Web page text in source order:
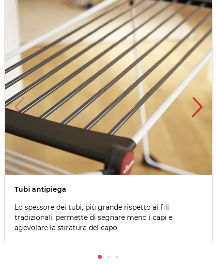
Tubi antipiega
Lo spessore dei tubi, più grande rispetto ai fili
tradizionali, permette di segnare meno i capi e
agevolare la stiratura del capo